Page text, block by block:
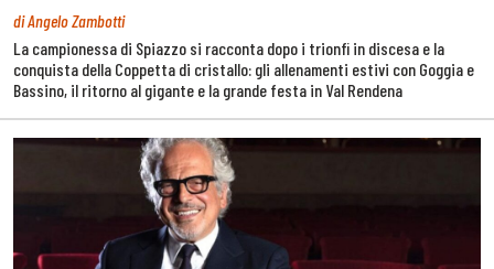
di Angelo Zambotti
La campionessa di Spiazzo si racconta dopo i trionfi in discesa e la
conquista della Coppetta di cristallo: gli allenamenti estivi con Goggia e
Bassino, il ritorno al gigante e la grande festa in Val Rendena